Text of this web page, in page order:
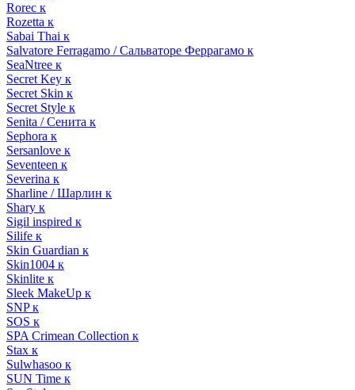
Rorec к
Rozetta к
Sabai Thai к
Salvatore Ferragamo / Сальваторе Феррагамо к
SeaNtree к
Secret Key к
Secret Skin к
Secret Style к
Senita / Сенита к
Sephora к
Sersanlove к
Seventeen к
Severina к
Sharline / Шарлин к
Shary к
Sigil inspired к
Silife к
Skin Guardian к
Skin1004 к
Skinlite к
Sleek MakeUp к
SNP к
SOS к
SPA Crimean Collection к
Stax к
Sulwhasoo к
SUN Time к